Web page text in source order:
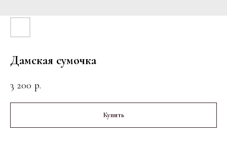
Дамская сумочка
3 200 р.
Купить